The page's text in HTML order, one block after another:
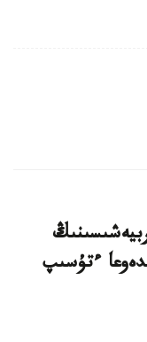
ءتۇسىپ